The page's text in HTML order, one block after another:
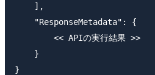
    ],
    "ResponseMetadata": {
        << APIの実行結果 >>
    }